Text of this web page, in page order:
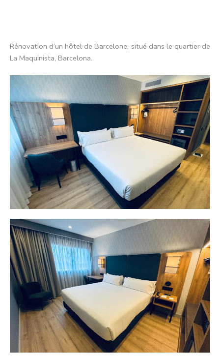
Rénovation d’un hôtel de Barcelone, situé dans le quartier de
La Maquinista, Barcelona.